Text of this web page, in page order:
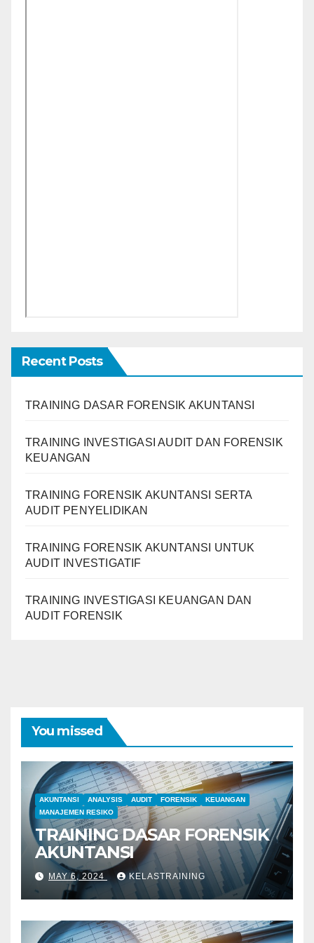
Recent Posts
TRAINING DASAR FORENSIK AKUNTANSI
TRAINING INVESTIGASI AUDIT DAN FORENSIK
KEUANGAN
TRAINING FORENSIK AKUNTANSI SERTA
AUDIT PENYELIDIKAN
TRAINING FORENSIK AKUNTANSI UNTUK
AUDIT INVESTIGATIF
TRAINING INVESTIGASI KEUANGAN DAN
AUDIT FORENSIK
You missed
AKUNTANSI ANALYSIS AUDIT FORENSIK
KEUANGAN
MANAJEMEN RESIKO
TRAINING DASAR FORENSIK
AKUNTANSI
MAY 6, 2024 KELASTRAINING